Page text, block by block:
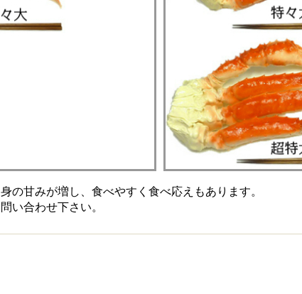
の甘みが増し、食べやすく食べ応えもあります。
い合わせ下さい。